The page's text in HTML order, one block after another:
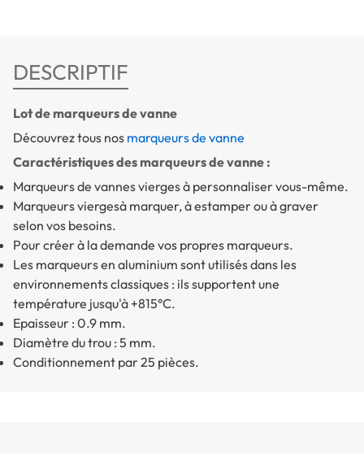
DESCRIPTIF
Lot de marqueurs de vanne
Découvrez tous nos marqueurs de vanne
Caractéristiques des marqueurs de vanne :
Marqueurs de vannes vierges à personnaliser vous-même.
Marqueurs viergesà marquer, à estamper ou à graver
selon vos besoins.
Pour créer à la demande vos propres marqueurs.
Les marqueurs en aluminium sont utilisés dans les
environnements classiques : ils supportent une
température jusqu'à +815°C.
Epaisseur : 0.9 mm.
Diamètre du trou : 5 mm.
Conditionnement par 25 pièces.